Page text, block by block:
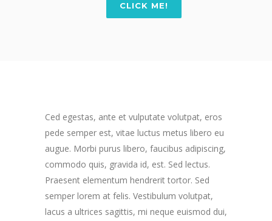
CLICK ME!
Ced egestas, ante et vulputate volutpat, eros
pede semper est, vitae luctus metus libero eu
augue. Morbi purus libero, faucibus adipiscing,
commodo quis, gravida id, est. Sed lectus.
Praesent elementum hendrerit tortor. Sed
semper lorem at felis. Vestibulum volutpat,
lacus a ultrices sagittis, mi neque euismod dui,